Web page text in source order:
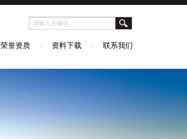
荣誉资质 资料下载 联系我们